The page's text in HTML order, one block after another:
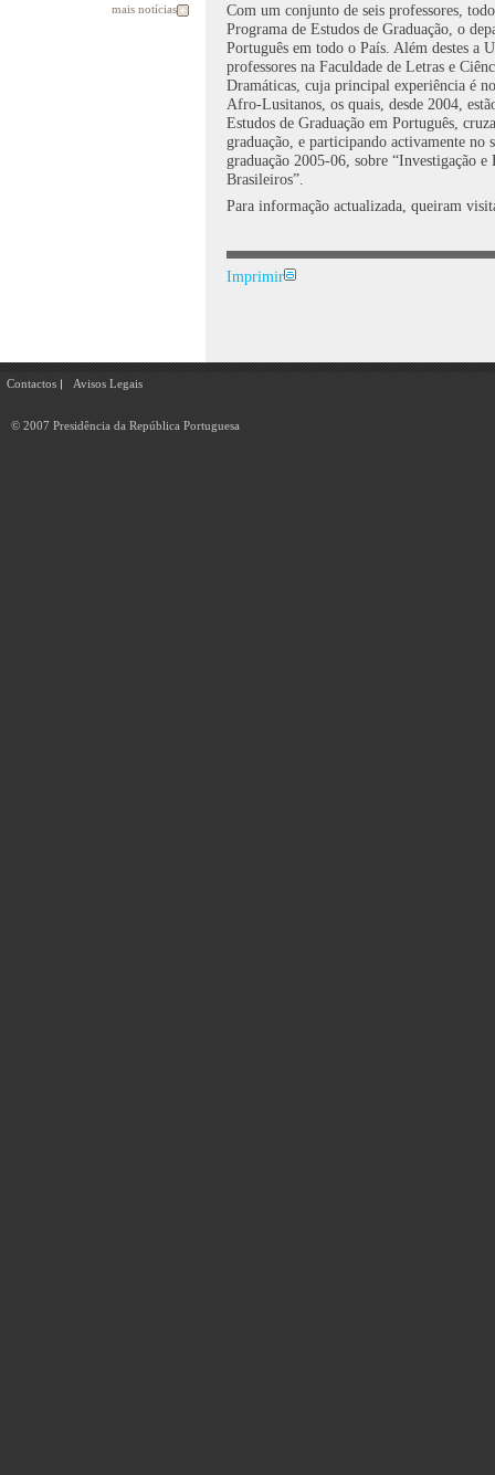
mais notícias
Com um conjunto de seis professores,
Programa de Estudos de Graduação, o
Português em todo o País. Além destes a
professores na Faculdade de Letras e
Dramáticas, cuja principal experiência é
Afro-Lusitanos, os quais, desde 2004,
Estudos de Graduação em Português,
graduação, e participando activamente no
graduação 2005-06, sobre “Investigação
Brasileiros”.
Para informação actualizada, queiram
Imprimir
Contactos Avisos Legais
© 2007 Presidência da República Portuguesa